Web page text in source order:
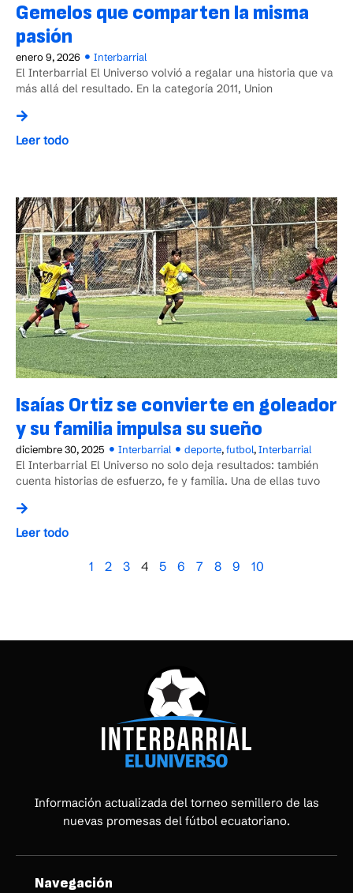
Gemelos que comparten la misma
pasión
enero 9, 2026 Interbarrial
El Interbarrial El Universo volvió a regalar una historia que va
más allá del resultado. En la categoría 2011, Union
Leer todo
Isaías Ortiz se convierte en goleador
y su familia impulsa su sueño
diciembre 30, 2025 Interbarrial deporte,futbol,Interbarrial
El Interbarrial El Universo no solo deja resultados: también
cuenta historias de esfuerzo, fe y familia. Una de ellas tuvo
Leer todo
1 2 3 4 5 6 7 8 9 10
Información actualizada del torneo semillero de las
nuevas promesas del fútbol ecuatoriano.
Navegación